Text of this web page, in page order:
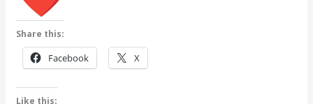
Share this:
Facebook X
Like this: